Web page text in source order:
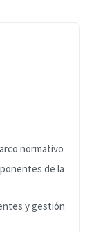
normativo
de la
y gestión